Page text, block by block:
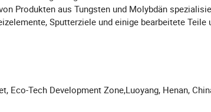
Produkten aus Tungsten und Molybdän
Sputterziele und einige bearbeitete Teile
anzubieten und die erstaunlichen
Die Lieferungen erfolgen pünktlich wie
werden wir immer die erforderlichen
Partner in Ihrem Geschäft sein zu können
Eco-Tech Development Zone,Luoyang, Henan,